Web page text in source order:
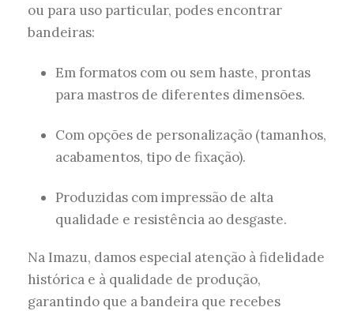
ou para uso particular, podes encontrar
bandeiras:
Em formatos com ou sem haste, prontas
para mastros de diferentes dimensões.
Com opções de personalização (tamanhos,
acabamentos, tipo de fixação).
Produzidas com impressão de alta
qualidade e resistência ao desgaste.
Na Imazu, damos especial atenção à fidelidade
histórica e à qualidade de produção,
garantindo que a bandeira que recebes